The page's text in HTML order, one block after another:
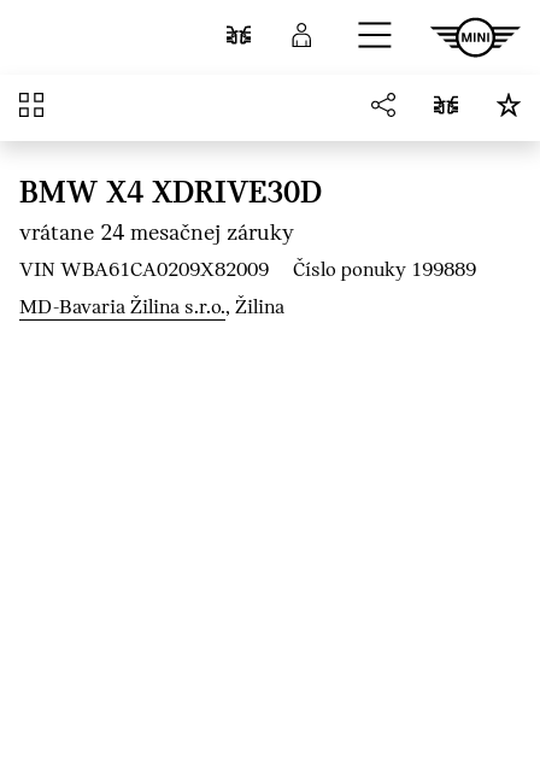
Porovnať Prihlásenie
Prehľad
BMW X4 XDRIVE30D
vrátane 24 mesačnej záruky
VIN WBA61CA0209X82009
Číslo ponuky 199889
MD-Bavaria Žilina s.r.o., Žilina